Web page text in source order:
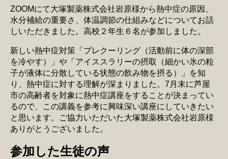
ZOOMにて大塚製薬株式会社岩原様から熱中症の原因、
水分補給の重要さ、体温調節の仕組みなどについてお話
しいただきました。高校２年生６名が参加しました。
新しい熱中症対策「プレクーリング（活動前に体の深部
を冷やす）」や「アイススラリーの摂取（細かい氷の粒
子が液体に分散している状態の飲み物を摂る）」を知
り、熱中症に対する理解が深まりました。7月末に芦屋
市の高齢者を対象に熱中症講座をすることが決まってい
るので、この講義を参考に興味深い講座にしていきたい
と思います。ご協力いただいた大塚製薬株式会社岩原様
ありがとうございました。
参加した生徒の声